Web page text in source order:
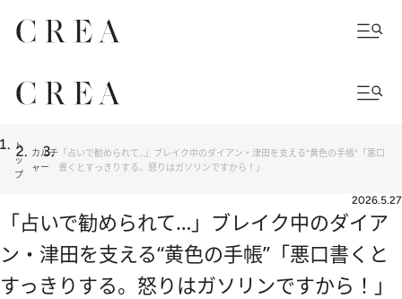
ト
ッ
プ
カルチ
ャー
「占いで勧められて…」ブレイク中のダイアン・津田を支える“黄色の手帳”「悪口
書くとすっきりする。怒りはガソリンですから！」
2026.5.27
「占いで勧められて…」ブレイク中のダイア
ン・津田を支える“黄色の手帳”「悪口書くと
すっきりする。怒りはガソリンですから！」